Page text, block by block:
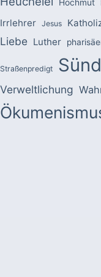
Hochmut
Irrlehrer Jesus
Liebe Luther
Straßenpredigt
Verweltlichung